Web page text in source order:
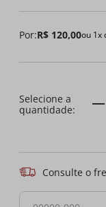
Por:R$ 120,00ou 1x
Consulte o